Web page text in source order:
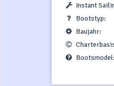
Instant
Bootstyp:
Baujahr:
Bootsmodel: